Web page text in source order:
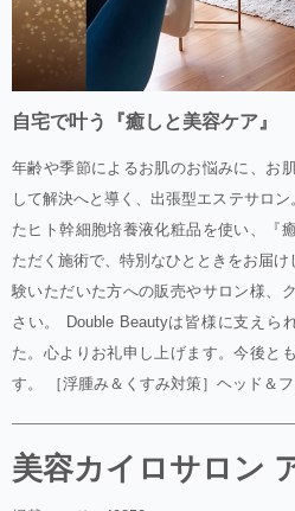
自宅で叶う『癒しと美容ケア』
年齢や季節によるお肌のお悩みに、お
して解決へと導く、出張型エステサロ
たヒト幹細胞培養液化粧品を使い、『
ただく施術で、特別なひとときをお届
験いただいた方への販売やサロン様、
さい。 Double Beautyは皆様に支えら
た。心よりお礼申し上げます。今後と
す。 ［浮腫み＆くすみ対策］ヘッド＆
美容カイロサロン